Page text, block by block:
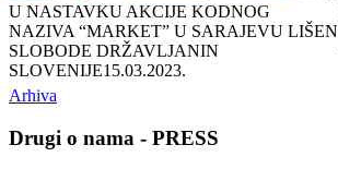
U NASTAVKU AKCIJE KODNOG
NAZIVA “MARKET” U SARAJEVU LIŠEN
SLOBODE DRŽAVLJANIN
SLOVENIJE15.03.2023.
Arhiva
Drugi o nama - PRESS